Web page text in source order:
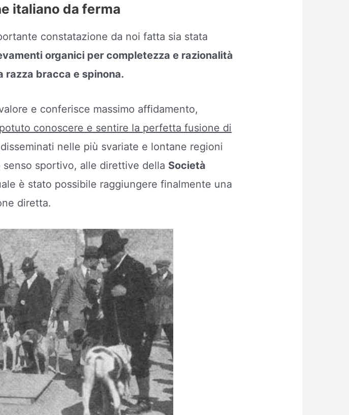
italiano da ferma
constatazione da noi fatta sia stata
organici per completezza e razionalità
razza bracca e spinona.
e conferisce massimo affidamento,
conoscere e sentire la perfetta fusione di
disseminati nelle più svariate e lontane regioni
sportivo, alle direttive della Società
è stato possibile raggiungere finalmente una
diretta.